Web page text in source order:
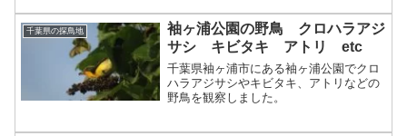
千葉県の探鳥地
袖ヶ浦公園の野鳥 クロハラアジ
サシ キビタキ アトリ etc
千葉県袖ヶ浦市にある袖ヶ浦公園でクロ
ハラアジサシやキビタキ、アトリなどの
野鳥を観察しました。